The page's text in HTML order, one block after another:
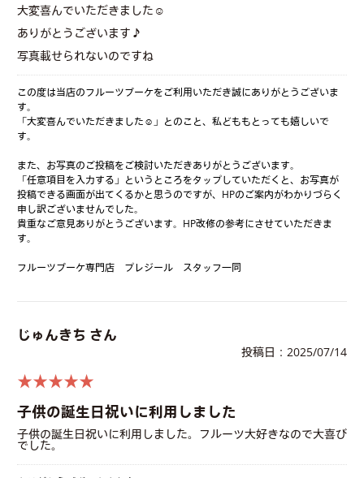
大変喜んでいただきました☺︎
ありがとうございます♪
写真載せられないのですね
この度は当店のフルーツブーケをご利用いただき誠にありがとうございま
す。
「大変喜んでいただきました☺︎」とのこと、私どももとっても嬉しいで
す。
また、お写真のご投稿をご検討いただきありがとうございます。
「任意項目を入力する」というところをタップしていただくと、お写真が
投稿できる画面が出てくるかと思うのですが、HPのご案内がわかりづらく
申し訳ございませんでした。
貴重なご意見ありがとうございます。HP改修の参考にさせていただきま
す。
フルーツブーケ専門店 プレジール スタッフ一同
じゅんきち さん
投稿日：2025/07/14
★★★★★
子供の誕生日祝いに利用しました
子供の誕生日祝いに利用しました。フルーツ大好きなので大喜び
でした。